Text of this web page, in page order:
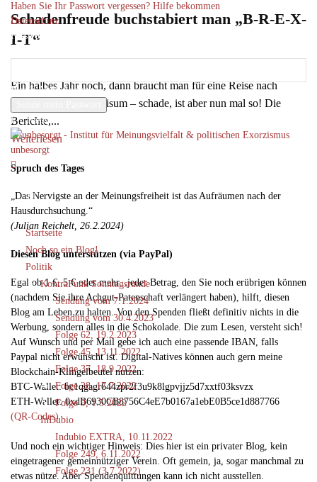
Haben Sie Ihr Passwort vergessen? Hilfe bekommen
Datenschutz
Passwort-Wiederherstellung
Ihre E-Mail-Adresse
Ein Passwort wird Ihnen per Email zugeschickt.
unbesorgt
Startseite
Noch so ein Blog!
Politik
KontraFunk Sonntagsrunde
Sendung vom 7.1.2024
Sendung vom 30.4.2023
Folge 62, 19.2.2023
Folge 45, 13.11.2022
Folge 37, 18.9.2022
Folge 28, 17.7.2022
Folge 9, 1.5.2022
InDubio
Indubio EXTRA, 10.11.2022
Folge 249, 6.11.2022
Folge 231 (3.7.2022)
Schadenfreude buchstabiert man „B-R-E-X-
I-T“
Ein halbes Jahr noch, dann braucht man für eine Reise nach
London wieder ein Visum – schade, ist aber nun mal so! Die
Berichte,...
Weiterlesen
Spruch des Tages
„Das Nervigste an der Meinungsfreiheit ist das Aufräumen nach der
Hausdurchsuchung.“
(Julian Reichelt, 26.2.2024)
Diesen Blog unterstützen (via PayPal)
Egal ob 1 €, 5 € oder mehr...jeder Betrag, den Sie noch erübrigen können
(nachdem Sie ihre Achgut-Patenschaft verlängert haben), hilft, diesen
Blog am Leben zu halten. Von den Spenden fließt definitiv nichts in die
Werbung, sondern alles in die Schokolade. Die zum Lesen, versteht sich!
Auf Wunsch und per Mail gebe ich auch eine passende IBAN, falls
Paypal nicht erwünscht ist. Digital-Natives können auch gern meine
Blockchain-Klingelbeutel nutzen:
BTC-Wallet: bc1qgagr644zpr2f3u9k8lgpvjjz5d7xxtf03ksvzx
ETH-Wallet: 0xdB6930CB8756C4eE7b0167a1ebE0B5ce1d887766
(QR-Codes)
Und noch ein wichtiger Hinweis: Dies hier ist ein privater Blog, kein
eingetragener gemeinnütziger Verein. Oft gemein, ja, sogar manchmal zu
etwas nütze. Aber Spendenquittungen kann ich nicht ausstellen.